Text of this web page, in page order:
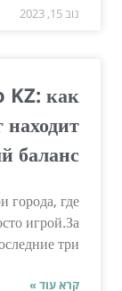
נוב 15, 2023
как
находит
баланс
где
игрой.За
три...
קרא עוד »